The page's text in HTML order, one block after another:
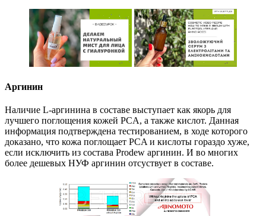
Аргинин
Наличие L-аргинина в составе выступает как якорь для
лучшего поглощения кожей PCA, а также кислот. Данная
информация подтверждена тестированием, в ходе которого
доказано, что кожа поглощает PCA и кислоты гораздо хуже,
если исключить из состава Prodew аргинин. И во многих
более дешевых НУФ аргинин отсуствует в составе.